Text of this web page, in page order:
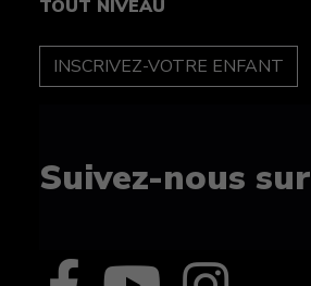
TOUT NIVEAU
INSCRIPTION
Suivez-nous sur